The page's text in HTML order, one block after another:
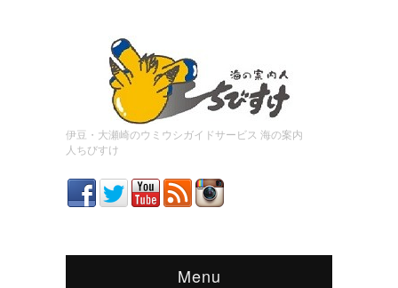
伊豆・大瀬崎のウミウシガイドサービス 海の案内
人ちびすけ
Menu